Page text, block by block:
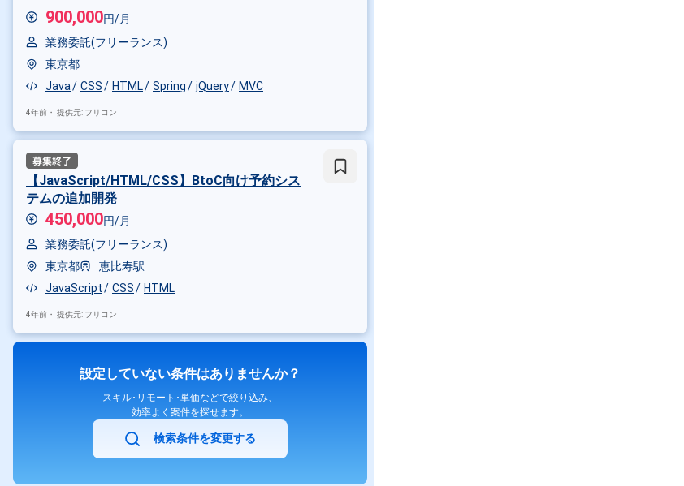
900,000円/月
業務委託(フリーランス)
東京都
Java
CSS HTML Spring jQuery MVC
4年前・ 提供元: フリコン
【JavaScript/HTML/CSS】BtoC向け予約シス
テムの追加開発
450,000円/月
業務委託(フリーランス)
東京都
恵比寿駅
JavaScript
CSS HTML
4年前・ 提供元: フリコン
設定していない条件はありませんか？
スキル･リモート･単価などで絞り込み、
効率よく案件を探せます。
検索条件を変更する